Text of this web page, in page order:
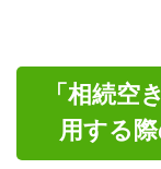
「相続空
用する